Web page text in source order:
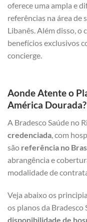
oferece uma ampla e
referências na área de
Libanês. Além disso, o
benefícios exclusivos
concierge.
Aonde Atente o
América Dourada?
A Bradesco Saúde no
credenciada , com
são referência no
abrangência e
modalidade de
Veja abaixo os
os planos da Bradesco
disponibilidade de